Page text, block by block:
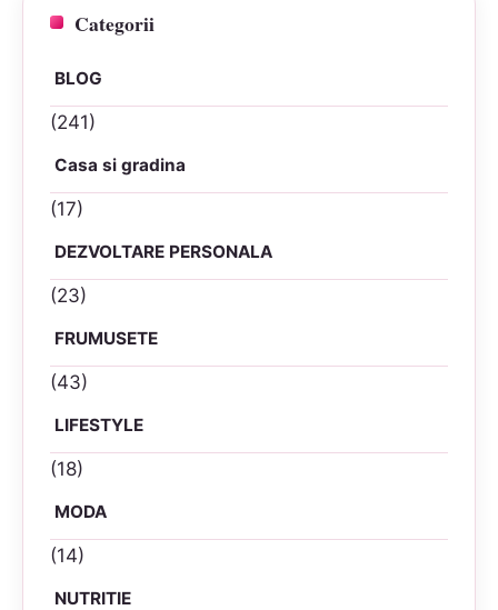
Categorii
BLOG
(241)
Casa si gradina
(17)
DEZVOLTARE PERSONALA
(23)
FRUMUSETE
(43)
LIFESTYLE
(18)
MODA
(14)
NUTRITIE